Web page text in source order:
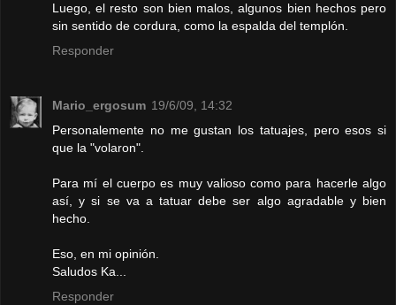
Luego, el resto son bien malos, algunos bien hechos pero
sin sentido de cordura, como la espalda del templón.
Responder
Mario_ergosum 19/6/09, 14:32
Personalemente no me gustan los tatuajes, pero esos si
que la "volaron".
Para mí el cuerpo es muy valioso como para hacerle algo
así, y si se va a tatuar debe ser algo agradable y bien
hecho.
Eso, en mi opinión.
Saludos Ka...
Responder